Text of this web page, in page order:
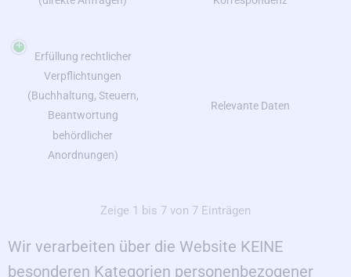
Erfüllung rechtlicher
Verpflichtungen
(Buchhaltung, Steuern,
Beantwortung
behördlicher
Anordnungen)
Relevante Daten
Zeige 1 bis 7 von 7 Einträgen
Wir verarbeiten über die Website KEINE
besonderen Kategorien personenbezogener